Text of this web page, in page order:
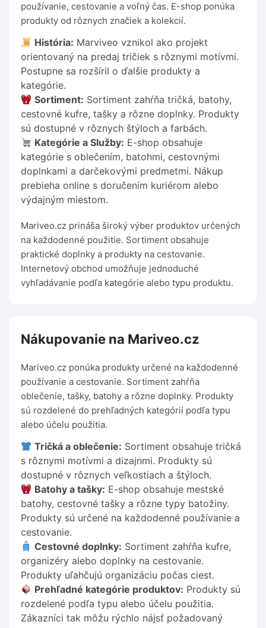
používanie, cestovanie a voľný čas. E-shop ponúka
produkty od rôznych značiek a kolekcií.
História: Marviveo vznikol ako projekt
orientovaný na predaj tričiek s rôznymi motívmi.
Postupne sa rozšíril o ďalšie produkty a
kategórie.
Sortiment: Sortiment zahŕňa tričká, batohy,
cestovné kufre, tašky a rôzne doplnky. Produkty
sú dostupné v rôznych štýloch a farbách.
Kategórie a Služby: E-shop obsahuje
kategórie s oblečením, batohmi, cestovnými
doplnkami a darčekovými predmetmi. Nákup
prebieha online s doručením kuriérom alebo
výdajným miestom.
Mariveo.cz prináša široký výber produktov určených
na každodenné použitie. Sortiment obsahuje
praktické doplnky a produkty na cestovanie.
Internetový obchod umožňuje jednoduché
vyhľadávanie podľa kategórie alebo typu produktu.
Nákupovanie na Mariveo.cz
Mariveo.cz ponúka produkty určené na každodenné
používanie a cestovanie. Sortiment zahŕňa
oblečenie, tašky, batohy a rôzne doplnky. Produkty
sú rozdelené do prehľadných kategórií podľa typu
alebo účelu použitia.
Tričká a oblečenie: Sortiment obsahuje tričká
s rôznymi motívmi a dizajnmi. Produkty sú
dostupné v rôznych veľkostiach a štýloch.
Batohy a tašky: E-shop obsahuje mestské
batohy, cestovné tašky a rôzne typy batožiny.
Produkty sú určené na každodenné používanie a
cestovanie.
Cestovné doplnky: Sortiment zahŕňa kufre,
organizéry alebo doplnky na cestovanie.
Produkty uľahčujú organizáciu počas ciest.
Prehľadné kategórie produktov: Produkty sú
rozdelené podľa typu alebo účelu použitia.
Zákazníci tak môžu rýchlo nájsť požadovaný